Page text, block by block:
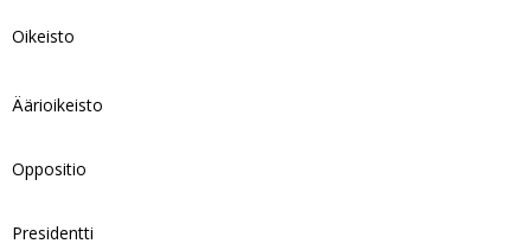
Oikeisto
Äärioikeisto
Oppositio
Presidentti